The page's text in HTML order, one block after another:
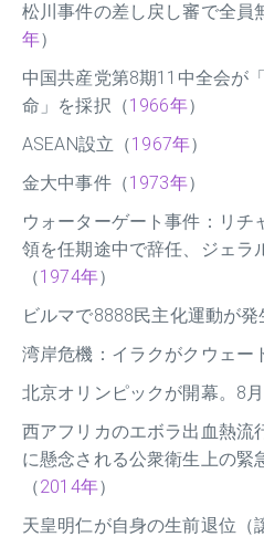
松川事件の差し戻し審で全員
年）
中国共産党第8期11中全会が
命」を採択（1966年）
ASEAN設立（1967年）
金大中事件（1973年）
ウォーターゲート事件：リチ
領を任期途中で辞任、ジェラ
（1974年）
ビルマで8888民主化運動が発
湾岸危機：イラクがクウェー
北京オリンピックが開幕。8
西アフリカのエボラ出血熱流
に懸念される公衆衛生上の緊
（2014年）
天皇明仁が自身の生前退位（